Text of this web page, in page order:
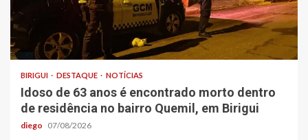
BIRIGUI DESTAQUE NOTÍCIAS
Idoso de 63 anos é encontrado morto dentro
de residência no bairro Quemil, em Birigui
diego 07/08/2026